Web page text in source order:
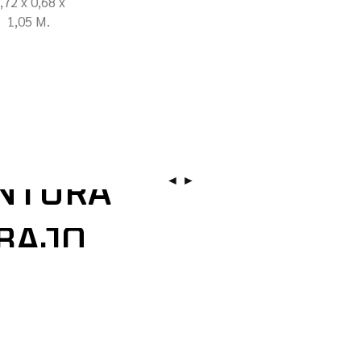
1,05 M.
◄︎ ►︎
aventura. Diseñado para adaptarse a terrenos variados,
por su confiabilidad y rendimiento. Su diseño
de trabajo. Perfecta para profesionales que